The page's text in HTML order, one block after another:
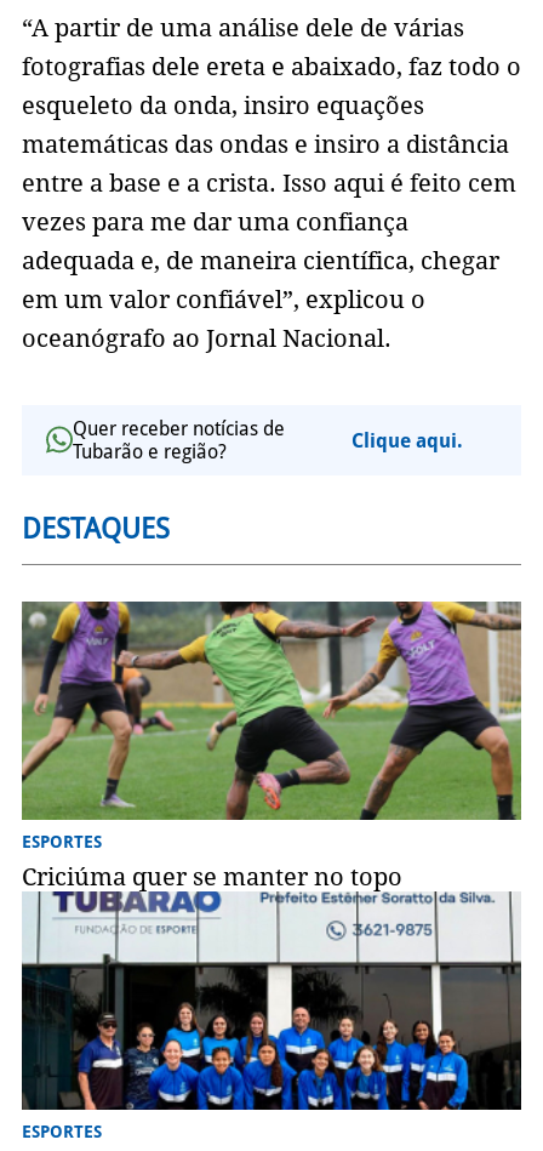
“A partir de uma análise dele de várias
fotografias dele ereta e abaixado, faz todo o
esqueleto da onda, insiro equações
matemáticas das ondas e insiro a distância
entre a base e a crista. Isso aqui é feito cem
vezes para me dar uma confiança
adequada e, de maneira científica, chegar
em um valor confiável”, explicou o
oceanógrafo ao Jornal Nacional.
Quer receber notícias de
Tubarão e região?
Clique aqui.
DESTAQUES
ESPORTES
Criciúma quer se manter no topo
ESPORTES